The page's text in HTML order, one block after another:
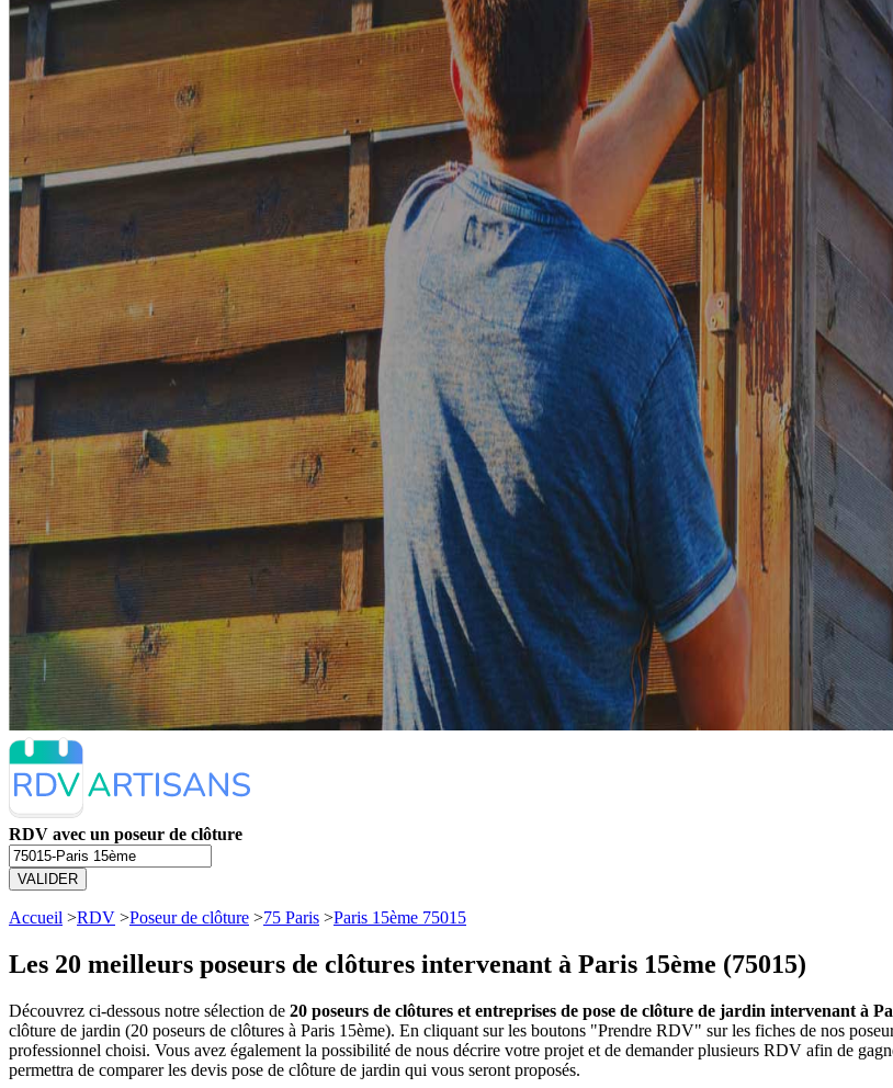
RDV avec un poseur de clôture
VALIDER
Accueil >RDV >Poseur de clôture >75 Paris >Paris 15ème 75015
Les 20 meilleurs poseurs de clôtures intervenant à Paris 15ème (75015)
Découvrez ci-dessous notre sélection de 20 poseurs de clôtures et entreprises de pose de clôture de jardin intervenant à
clôture de jardin (20 poseurs de clôtures à Paris 15ème). En cliquant sur les boutons "Prendre RDV" sur les fiches de nos
professionnel choisi. Vous avez également la possibilité de nous décrire votre projet et de demander plusieurs RDV afin de
permettra de comparer les devis pose de clôture de jardin qui vous seront proposés.